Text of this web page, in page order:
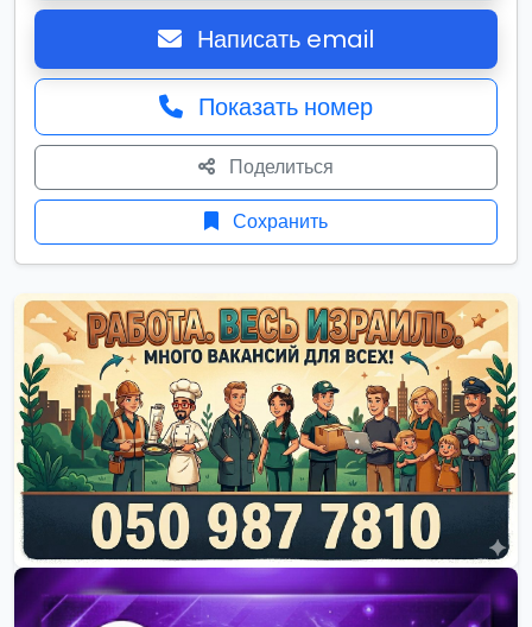
Написать email
Показать номер
Поделиться
Сохранить